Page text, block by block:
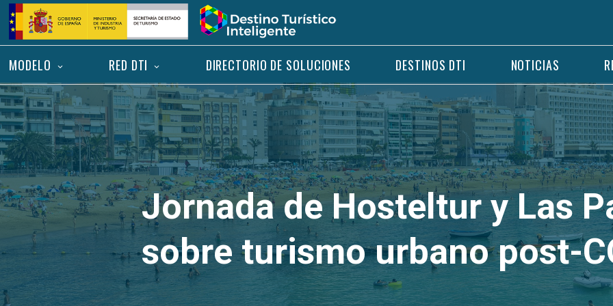
Saltar
contenido
Inicio
MODELO RED DTI DIRECTORIO DE SOLUCIONES DESTINOS DTI NOTICIAS
Jornada de Hosteltur y Las
sobre turismo urbano post-